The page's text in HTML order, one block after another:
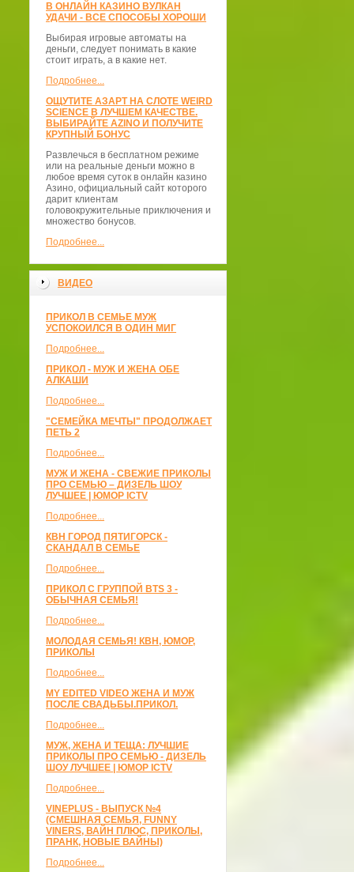
В ОНЛАЙН КАЗИНО ВУЛКАН
УДАЧИ - ВСЕ СПОСОБЫ ХОРОШИ
Выбирая игровые автоматы на
деньги, следует понимать в какие
стоит играть, а в какие нет.
Подробнее...
ОЩУТИТЕ АЗАРТ НА СЛОТЕ WEIRD
SCIENCE В ЛУЧШЕМ КАЧЕСТВЕ.
ВЫБИРАЙТЕ AZINO И ПОЛУЧИТЕ
КРУПНЫЙ БОНУС
Развлечься в бесплатном режиме
или на реальные деньги можно в
любое время суток в онлайн казино
Азино, официальный сайт которого
дарит клиентам
головокружительные приключения и
множество бонусов.
Подробнее...
ВИДЕО
ПРИКОЛ В СЕМЬЕ МУЖ
УСПОКОИЛСЯ В ОДИН МИГ
Подробнее...
ПРИКОЛ - МУЖ И ЖЕНА ОБЕ
АЛКАШИ
Подробнее...
"СЕМЕЙКА МЕЧТЫ" ПРОДОЛЖАЕТ
ПЕТЬ 2
Подробнее...
МУЖ И ЖЕНА - СВЕЖИЕ ПРИКОЛЫ
ПРО СЕМЬЮ – ДИЗЕЛЬ ШОУ
ЛУЧШЕЕ | ЮМОР ICTV
Подробнее...
КВН ГОРОД ПЯТИГОРСК -
СКАНДАЛ В СЕМЬЕ
Подробнее...
ПРИКОЛ С ГРУППОЙ BTS 3 -
ОБЫЧНАЯ СЕМЬЯ!
Подробнее...
МОЛОДАЯ СЕМЬЯ! КВН, ЮМОР,
ПРИКОЛЫ
Подробнее...
MY EDITED VIDEO ЖЕНА И МУЖ
ПОСЛЕ СВАДЬБЫ.ПРИКОЛ.
Подробнее...
МУЖ, ЖЕНА И ТЕЩА: ЛУЧШИЕ
ПРИКОЛЫ ПРО СЕМЬЮ - ДИЗЕЛЬ
ШОУ ЛУЧШЕЕ | ЮМОР ICTV
Подробнее...
VINEPLUS - ВЫПУСК №4
(СМЕШНАЯ СЕМЬЯ, FUNNY
VINERS, ВАЙН ПЛЮС, ПРИКОЛЫ,
ПРАНК, НОВЫЕ ВАЙНЫ)
Подробнее...